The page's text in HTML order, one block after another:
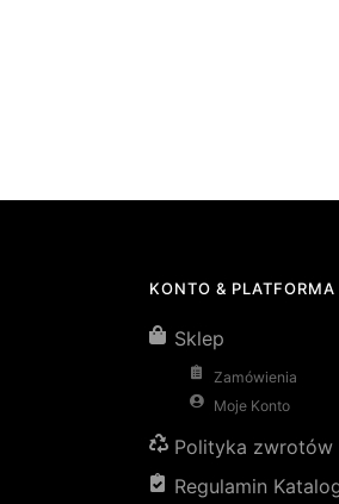
KONTO & PLATFORMA
Sklep
Zamówienia
Moje Konto
Polityka zwrotów
Regulamin